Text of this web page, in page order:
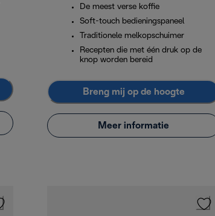
De meest verse koffie
Soft-touch bedieningspaneel
Traditionele melkopschuimer
Recepten die met één druk op de
knop worden bereid
Breng mij op de hoogte
Meer informatie